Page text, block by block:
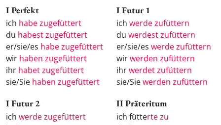
I Perfekt
ich habe zugefüttert
du habest zugefüttert
er/sie/es habe zugefüttert
wir haben zugefüttert
ihr habet zugefüttert
sie/Sie haben zugefüttert
I Futur 1
ich werde zufüttern
du werdest zufüttern
er/sie/es werde zufüttern
wirwerden zufüttern
ihrwerdet zufüttern
sie/Siewerden zufüttern
I Futur 2
ich werde zugefüttert
II Präteritum
ich fütterte zu